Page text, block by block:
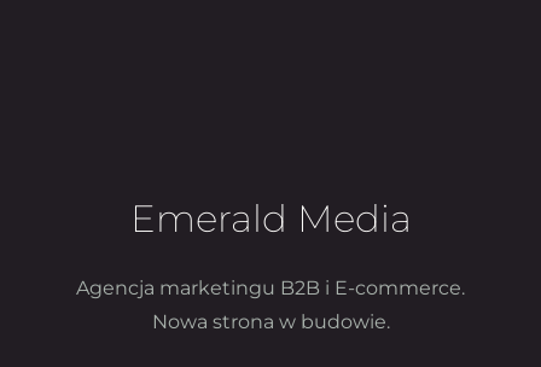
Emerald Media
Agencja marketingu B2B i E-commerce.
Nowa strona w budowie.